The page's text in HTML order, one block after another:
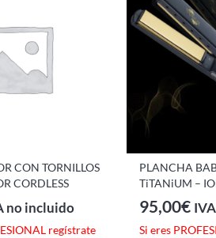
CON TORNILLOS
CORDLESS
no incluido
regístrate
PLANCHA
TiTANiUM –
95,00€
Si eres